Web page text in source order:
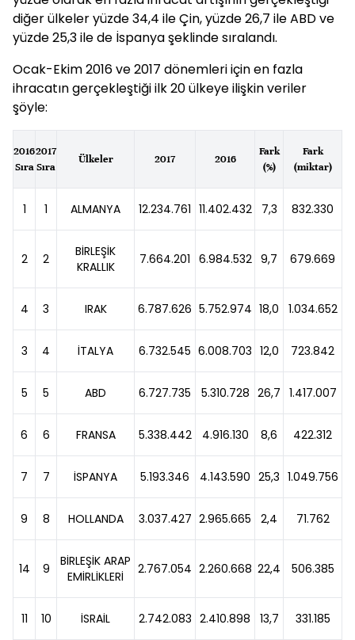
diğer ülkeler yüzde 34,4 ile Çin, yüzde 26,7 ile ABD ve
yüzde 25,3 ile de İspanya şeklinde sıralandı.
Ocak-Ekim 2016 ve 2017 dönemleri için en fazla
ihracatın gerçekleştiği ilk 20 ülkeye ilişkin veriler
şöyle:
2016
Sıra
2017
Sıra
Ülkeler 2017 2016
Fark
(%)
Fark
(miktar)
1 1 ALMANYA 12.234.761 11.402.432 7,3 832.330
2 2
BİRLEŞİK
KRALLIK
7.664.201 6.984.532 9,7 679.669
4 3 IRAK 6.787.626 5.752.974 18,0 1.034.652
3 4 İTALYA 6.732.545 6.008.703 12,0 723.842
5 5 ABD 6.727.735 5.310.728 26,7 1.417.007
6 6 FRANSA 5.338.442 4.916.130 8,6 422.312
7 7 İSPANYA 5.193.346 4.143.590 25,3 1.049.756
9 8 HOLLANDA 3.037.427 2.965.665 2,4 71.762
14 9
BİRLEŞİK ARAP
EMİRLİKLERİ
2.767.054 2.260.668 22,4 506.385
11 10 İSRAİL 2.742.083 2.410.898 13,7 331.185